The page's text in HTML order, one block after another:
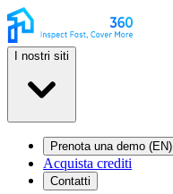
I nostri siti
Prenota una demo (EN)
Acquista crediti
Contatti